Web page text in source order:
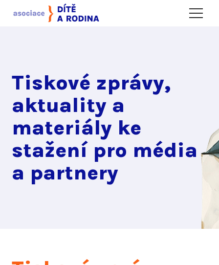
Menu
Tiskové zprávy,
aktuality a
materiály ke
stažení pro média
a partnery